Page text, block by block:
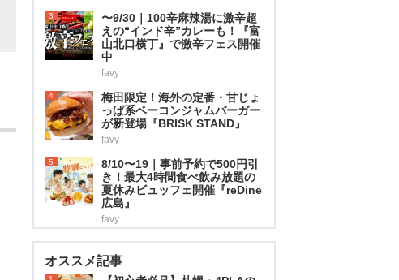
3
〜9/30｜100辛麻辣湯に激辛超
えの“インド辛”カレーも！『富
山北口横丁』で激辛フェス開催
中
favy
4
梅田限定！海外の定番・甘じょ
っぱ系ベーコンジャムバーガー
が新登場『BRISK STAND』
favy
5
8/10〜19｜事前予約で500円引
き！最大4時間食べ飲み放題の
夏休みビュッフェ開催『reDine
広島』
favy
オススメ記事